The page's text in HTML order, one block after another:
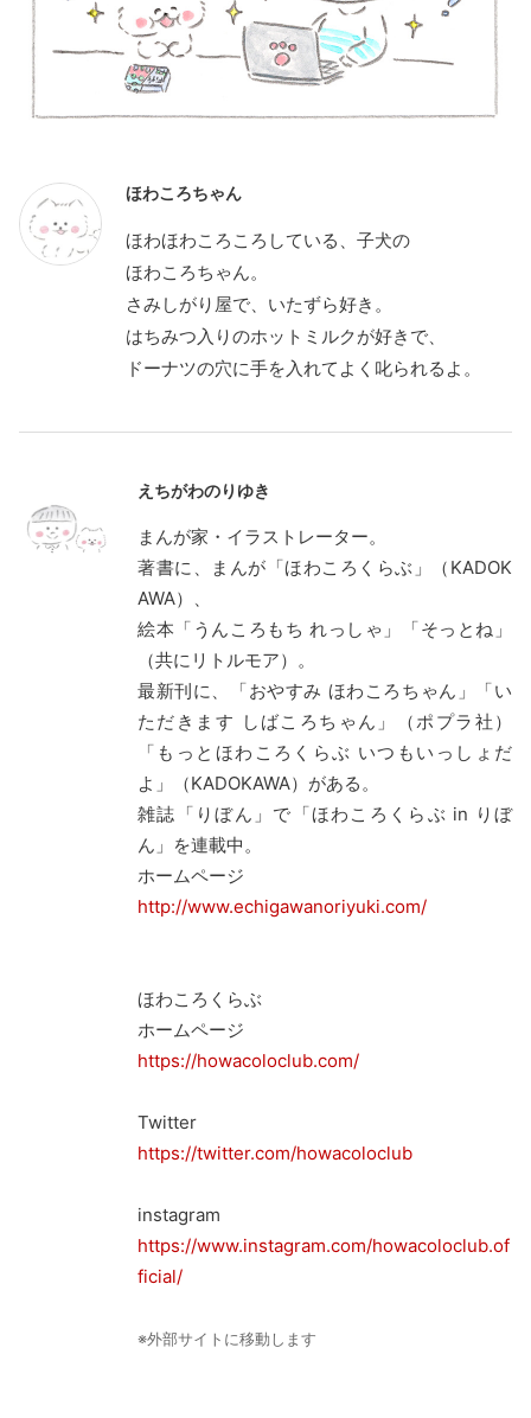
ほわころちゃん
ほわほわころころしている、子犬の
ほわころちゃん。
さみしがり屋で、いたずら好き。
はちみつ入りのホットミルクが好きで、
ドーナツの穴に手を入れてよく叱られるよ。
えちがわのりゆき
まんが家・イラストレーター。
著書に、まんが「ほわころくらぶ」（KADOK
AWA）、
絵本「うんころもち れっしゃ」「そっとね」
（共にリトルモア）。
最新刊に、「おやすみ ほわころちゃん」「い
ただきます しばころちゃん」（ポプラ社）
「もっとほわころくらぶ いつもいっしょだ
よ」（KADOKAWA）がある。
雑誌「りぼん」で「ほわころくらぶ in りぼ
ん」を連載中。
ホームページ
http://www.echigawanoriyuki.com/
ほわころくらぶ
ホームページ
https://howacoloclub.com/
Twitter
https://twitter.com/howacoloclub
instagram
https://www.instagram.com/howacoloclub.of
ficial/
※外部サイトに移動します